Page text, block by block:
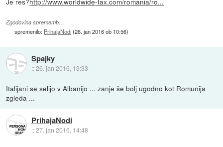
Zgodovina sprememb…
spremenilo: PrihajaNodi(26. jan 2016 ob 10:56)
Spajky
::26. jan 2016, 13:33
Italijani se selijo v Albanijo ... zanje še bolj ugodno kot Romunija
zgleda ...
PrihajaNodi
::27. jan 2016, 14:48